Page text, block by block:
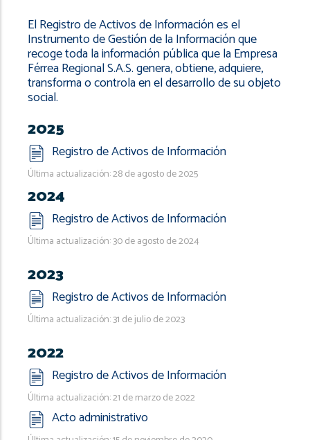
El Registro de Activos de Información es el
Instrumento de Gestión de la Información que
recoge toda la información pública que la Empresa
Férrea Regional S.A.S. genera, obtiene, adquiere,
transforma o controla en el desarrollo de su objeto
social.
2025
Registro de Activos de Información
Última actualización: 28 de agosto de 2025
2024
Registro de Activos de Información
Última actualización: 30 de agosto de 2024
2023
Registro de Activos de Información
Última actualización: 31 de julio de 2023
2022
Registro de Activos de Información
Última actualización: 21 de marzo de 2022
Acto administrativo